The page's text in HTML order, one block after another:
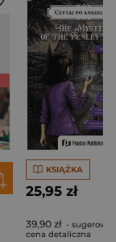
KSIĄŻKA
25,95 zł
39,90 zł -
cena detaliczna